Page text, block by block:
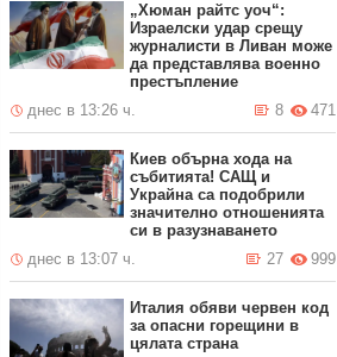
„Хюман райтс уоч“:
Израелски удар срещу
журналисти в Ливан може
да представлява военно
престъпление
днес в 13:26 ч.
471
8
Киев обърна хода на
събитията! САЩ и
Украйна са подобрили
значително отношенията
си в разузнаването
днес в 13:07 ч.
999
27
Италия обяви червен код
за опасни горещини в
цялата страна